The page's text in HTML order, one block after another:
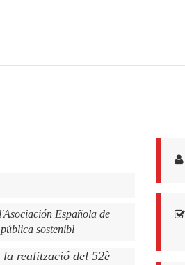
Española de
sostenibl
la realització del 52è